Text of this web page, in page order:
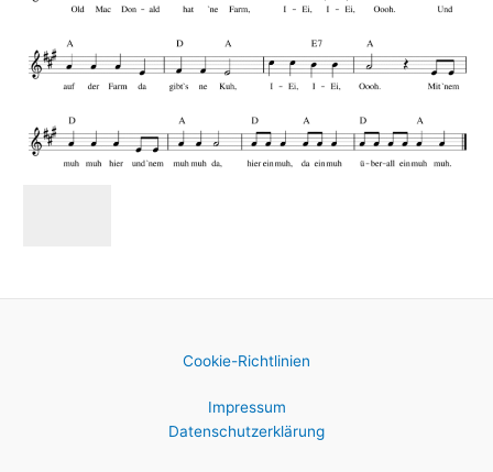
Cookie-Richtlinien
Impressum
Datenschutzerklärung